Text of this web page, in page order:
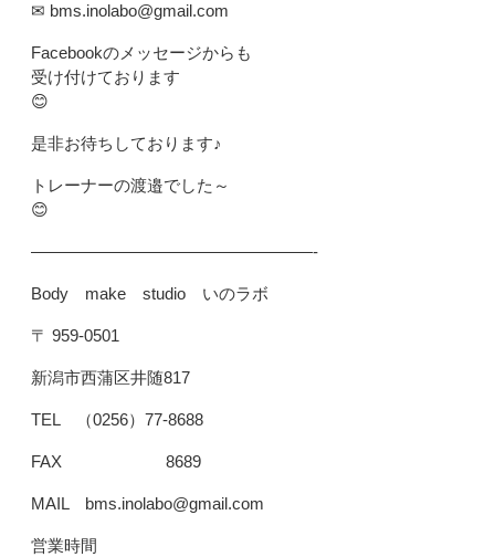
✉ bms.inolabo@gmail.com
Facebookのメッセージからも
受け付けております
😊
是非お待ちしております♪
トレーナーの渡邉でした～
😊
—————————————————-
Body make studio いのラボ
〒 959-0501
新潟市西蒲区井随817
TEL （0256）77-8688
FAX 8689
MAIL bms.inolabo@gmail.com
営業時間